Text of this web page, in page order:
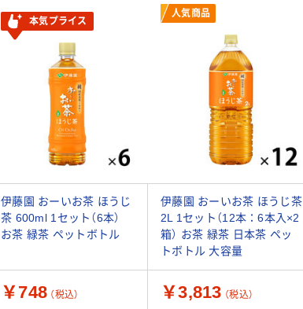
本気プライス
人気商品
伊藤園 おーいお茶 ほうじ
茶 600ml 1セット（6本）
お茶 緑茶 ペットボトル
伊藤園 おーいお茶 ほうじ茶
2L 1セット（12本：6本入×2
箱） お茶 緑茶 日本茶 ペッ
トボトル 大容量
￥748 （税込） ￥3,813 （税込）